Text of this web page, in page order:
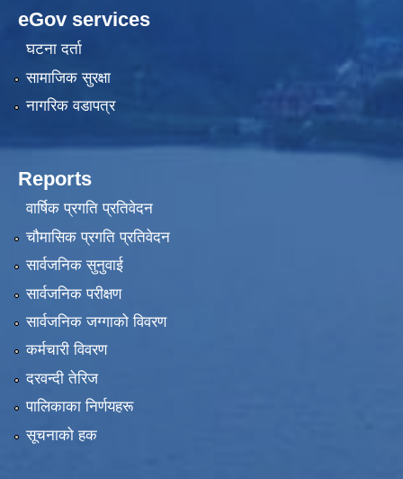
eGov services
घटना दर्ता
सामाजिक सुरक्षा
नागरिक वडापत्र
Reports
वार्षिक प्रगति प्रतिवेदन
चौमासिक प्रगति प्रतिवेदन
सार्वजनिक सुनुवाई
सार्वजनिक परीक्षण
सार्वजनिक जग्गाको विवरण
कर्मचारी विवरण
दरवन्दी तेरिज
पालिकाका निर्णयहरू
सूचनाको हक